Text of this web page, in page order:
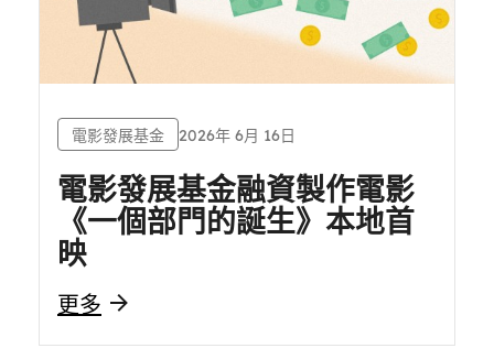
電影發展基金 2026年 6月 16日
電影發展基金融資製作電影
《一個部門的誕生》本地首
映
更多